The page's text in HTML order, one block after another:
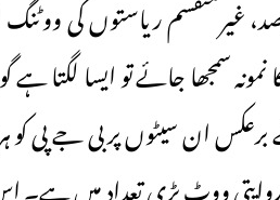
غیرمنقسم ریاستوں کی
سمجھا جائے تو ایسا لگتا
ان سیٹوں پر بی جے پی